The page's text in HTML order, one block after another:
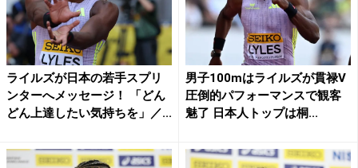
ライルズが日本の若手スプリ
ンターへメッセージ！ 「どん
どん上達したい気持ちを」／...
男子100mはライルズが貫禄V
圧倒的パフォーマンスで観客
魅了 日本人トップは桐...